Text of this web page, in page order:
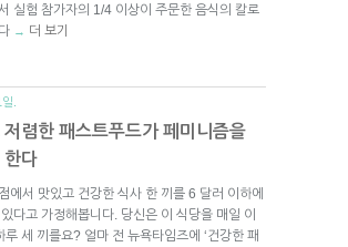
실험 참가자의 1/4 이상이 주문한 음식의 칼로
→ 더 보기
.
저렴한 패스트푸드가 페미니즘을
한다
에서 맛있고 건강한 식사 한 끼를 6 달러 이하에
다고 가정해봅니다. 당신은 이 식당을 매일 이
세 끼를요? 얼마 전 뉴욕타임즈에 ‘건강한 패